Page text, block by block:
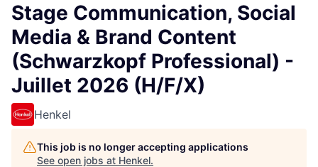
Stage Communication, Social
Media & Brand Content
(Schwarzkopf Professional) -
Juillet 2026 (H/F/X)
Henkel
This job is no longer accepting applications
See open jobs at Henkel.